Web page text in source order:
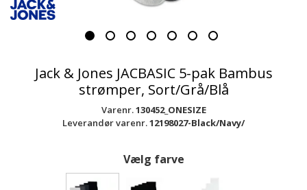
Jack & Jones JACBASIC 5-pak Bambus
strømper, Sort/Grå/Blå
Varenr.130452_ONESIZE
Leverandør varenr.12198027-Black/Navy/
Vælg farve